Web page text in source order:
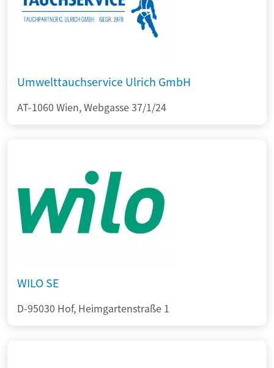
Umwelttauchservice Ulrich GmbH
AT-1060 Wien, Webgasse 37/1/24
WILO SE
D-95030 Hof, Heimgartenstraße 1